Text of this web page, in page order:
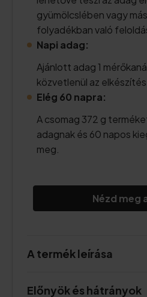
gyümölcslében vagy
folyadékban való
Napi adag:
Ajánlott adag 1
közvetlenül az
Elég 60 napra:
A csomag 372 g
adagnak és 60 napos
meg.
Nézd meg
A termék leírása
Előnyök és hátrányok